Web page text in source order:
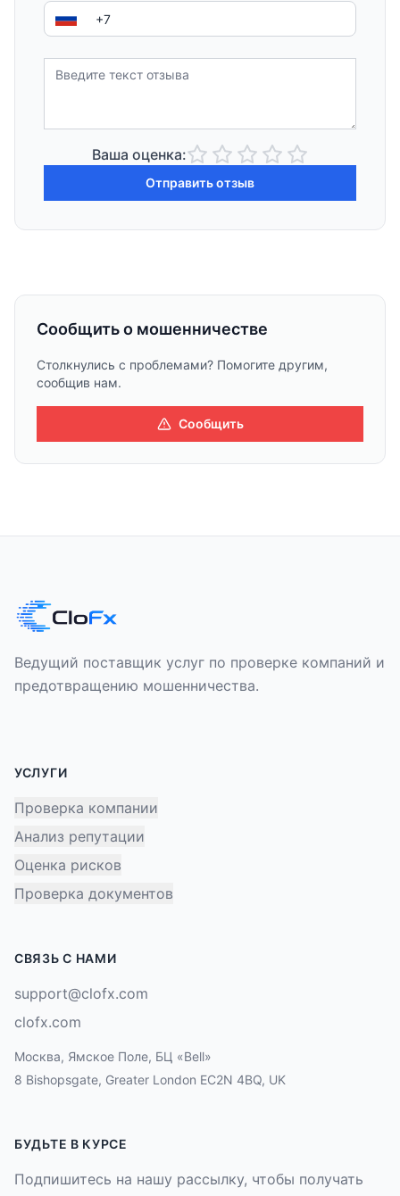
Ваша оценка:
Отправить отзыв
Сообщить о мошенничестве
Столкнулись с проблемами? Помогите другим,
сообщив нам.
Сообщить
Ведущий поставщик услуг по проверке компаний и
предотвращению мошенничества.
УСЛУГИ
Проверка компании
Анализ репутации
Оценка рисков
Проверка документов
СВЯЗЬ С НАМИ
support@clofx.com
clofx.com
Москва, Ямское Поле, БЦ «Bell»
8 Bishopsgate, Greater London EC2N 4BQ, UK
БУДЬТЕ В КУРСЕ
Подпишитесь на нашу рассылку, чтобы получать